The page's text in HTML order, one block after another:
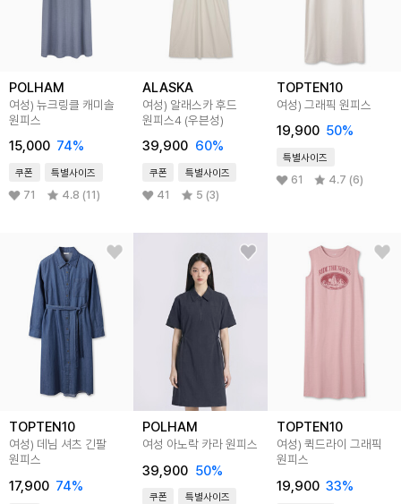
POLHAM
여성) 뉴크링클 캐미솔
원피스
15,000 74%
쿠폰 특별사이즈
71 4.8 (11)
ALASKA
여성) 알래스카 후드
원피스4 (우븐성)
39,900 60%
쿠폰 특별사이즈
41 5 (3)
TOPTEN10
여성) 그래픽 원피스
19,900 50%
특별사이즈
61 4.7 (6)
TOPTEN10
여성) 데님 셔츠 긴팔
원피스
17,900 74%
POLHAM
여성 아노락 카라 원피스
39,900 50%
쿠폰 특별사이즈
TOPTEN10
여성) 퀵드라이 그래픽
원피스
19,900 33%